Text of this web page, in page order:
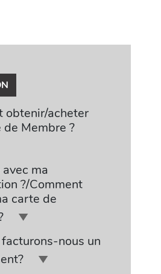
obtenir/acheter
Membre ?
ma
?/Comment
carte de
nous un